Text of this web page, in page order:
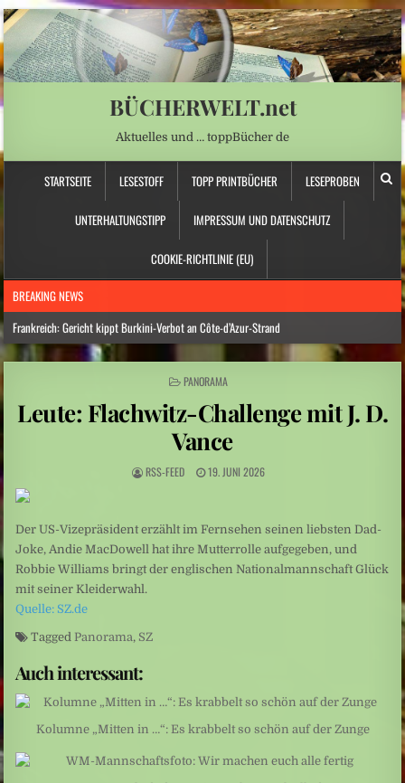
BÜCHERWELT.net
Aktuelles und … toppBücher de
STARTSEITE LESESTOFF TOPP PRINTBÜCHER LESEPROBEN
UNTERHALTUNGSTIPP IMPRESSUM UND DATENSCHUTZ
COOKIE-RICHTLINIE (EU)
BREAKING NEWS
Frankreich: Gericht kippt Burkini-Verbot an Côte-d’Azur-Strand
Hitzewelle: Rekordtief: Rhein-Pegel sinkt in Düsseldorf auf 15 Zentimeter
Österreich: Eine ganz neue Form von Chefsessel
Leute: Das Arschloch am Set sein? Für Frauen keine Option
Schüsse nahe Bangkok: Thailand: 14-Jähriger tötet mehrere Menschen an Schule
POSTED
PANORAMA
Leute: Flachwitz-Challenge mit J. D.
Vance
RSS-FEED 19. JUNI 2026
Der US-Vizepräsident erzählt im Fernsehen seinen liebsten Dad-
Joke, Andie MacDowell hat ihre Mutterrolle aufgegeben, und
Robbie Williams bringt der englischen Nationalmannschaft Glück
mit seiner Kleiderwahl.
Quelle: SZ.de
Tagged Panorama, SZ
Auch interessant:
Kolumne „Mitten in …“: Es krabbelt so schön auf der Zunge